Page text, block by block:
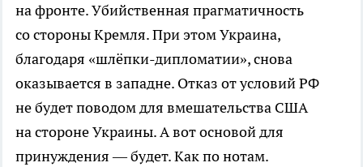
на фронте. Убийственная прагматичность
со стороны Кремля. При этом Украина,
благодаря «шлёпки-дипломатии», снова
оказывается в западне. Отказ от условий РФ
не будет поводом для вмешательства США
на стороне Украины. А вот основой для
принуждения — будет. Как по нотам.